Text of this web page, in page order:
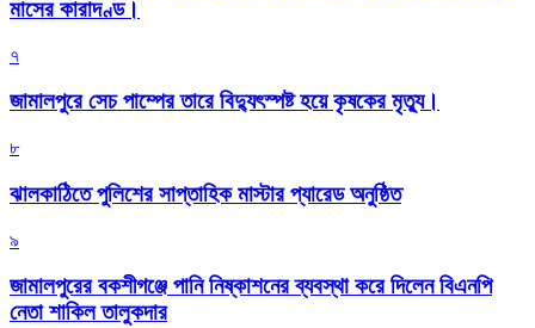
মাসের কারাদণ্ড।
৭
জামালপুরে সেচ পাম্পের তারে বিদ্যুৎস্পষ্ট হয়ে কৃষকের মৃত্যু।
৮
‎ঝালকাঠিতে পুলিশের সাপ্তাহিক মাস্টার প্যারেড অনুষ্ঠিত
৯
জামালপুরের বকশীগঞ্জে পানি নিষ্কাশনের ব্যবস্থা করে দিলেন বিএনপি
নেতা শাকিল তালুকদার